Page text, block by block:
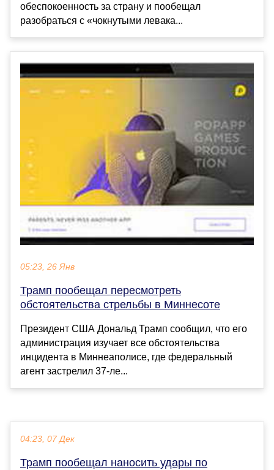
обеспокоенность за страну и пообещал
разобраться с «чокнутыми левака...
05:23, 26 Янв
Трамп пообещал пересмотреть
обстоятельства стрельбы в Миннесоте
Президент США Дональд Трамп сообщил, что его
администрация изучает все обстоятельства
инцидента в Миннеаполисе, где федеральный
агент застрелил 37-ле...
04:23, 07 Дек
Трамп пообещал наносить удары по